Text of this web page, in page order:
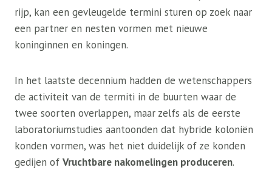
rijp, kan een gevleugelde termini sturen op zoek naar
een partner en nesten vormen met nieuwe
koninginnen en koningen.
In het laatste decennium hadden de wetenschappers
de activiteit van de termiti in de buurten waar de
twee soorten overlappen, maar zelfs als de eerste
laboratoriumstudies aantoonden dat hybride koloniën
konden vormen, was het niet duidelijk of ze konden
gedijen of Vruchtbare nakomelingen produceren.